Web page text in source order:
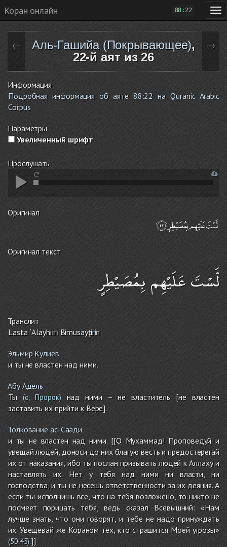
Коран онлайн 88:22
← Аль-Гашийа (Покрывающее),
22-й аят из 26
→
Информация
Подробная информация об аяте 88:22 на Quranic Arabic
Corpus
Параметры
Увеличенный шрифт
Прослушать
Оригинал
Оригинал текст
لَّسْتَ عَلَيْهِم بِمُصَيْطِرٍ
Транслит
Lasta `AlayhimBimusayţirin
Эльмир Кулиев
и ты не властен над ними.
Абу Адель
Ты(о, Пророк)над ними – не властитель [не властен
заставить их прийти к Вере].
Толкование ас-Саади
и ты не властен над ними. [[О Мухаммад! Проповедуй и
увещай людей, доноси до них благую весть и предостерегай
их от наказания, ибо ты послан призывать людей к Аллаху и
наставлять их. Нет у тебя над ними ни власти, ни
господства, и ты не несешь ответственности за их деяния. А
если ты исполнишь все, что на тебя возложено, то никто не
посмеет порицать тебя, ведь сказал Всевышний: «Нам
лучше знать, что они говорят, и тебе не надо принуждать
их. Увещевай же Кораном тех, кто страшится Моей угрозы»
(50:45).]]